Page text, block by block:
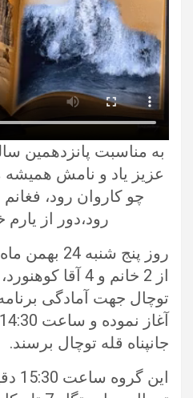
به مناسبت پانزدهمین
عزیز یاد و نامش همیشه
چو كاروان رود،
رود،دور از
از 2 خانم و 4
توچال جهت آمادگی
جانپناه قله توچال برسند.
این